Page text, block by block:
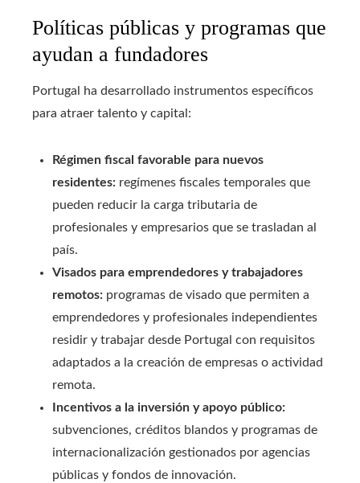
Políticas públicas y programas que
ayudan a fundadores
Portugal ha desarrollado instrumentos específicos
para atraer talento y capital:
Régimen fiscal favorable para nuevos
residentes: regímenes fiscales temporales que
pueden reducir la carga tributaria de
profesionales y empresarios que se trasladan al
país.
Visados para emprendedores y trabajadores
remotos: programas de visado que permiten a
emprendedores y profesionales independientes
residir y trabajar desde Portugal con requisitos
adaptados a la creación de empresas o actividad
remota.
Incentivos a la inversión y apoyo público:
subvenciones, créditos blandos y programas de
internacionalización gestionados por agencias
públicas y fondos de innovación.